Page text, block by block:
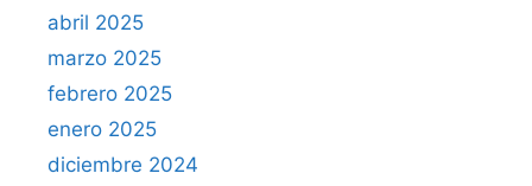
abril 2025
marzo 2025
febrero 2025
enero 2025
diciembre 2024